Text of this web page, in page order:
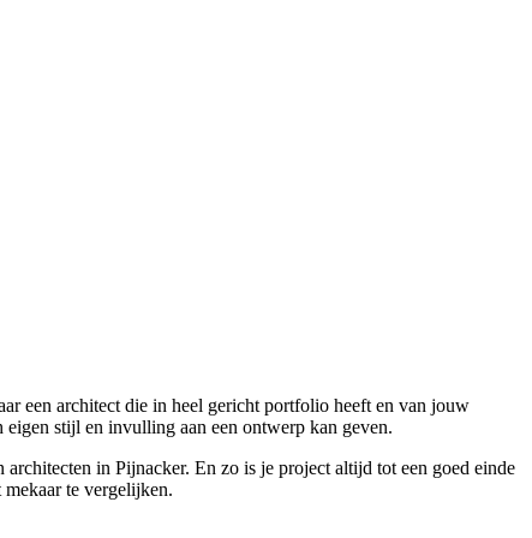
een architect die in heel gericht portfolio heeft en van jouw
stijl en invulling aan een ontwerp kan geven.
in Pijnacker. En zo is je project altijd tot een goed einde
te vergelijken.